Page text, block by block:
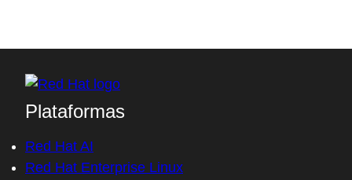
Plataformas
Red Hat AI
Red Hat Enterprise Linux